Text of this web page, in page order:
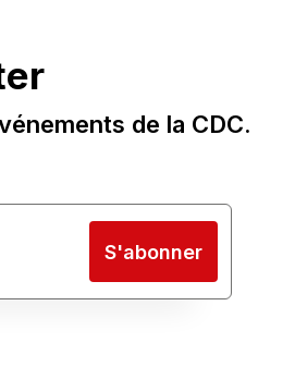
de la CDC.
S'abonner